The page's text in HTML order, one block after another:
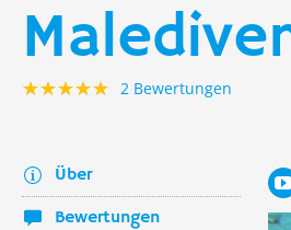
2 Bewertungen
Über
Bewertungen